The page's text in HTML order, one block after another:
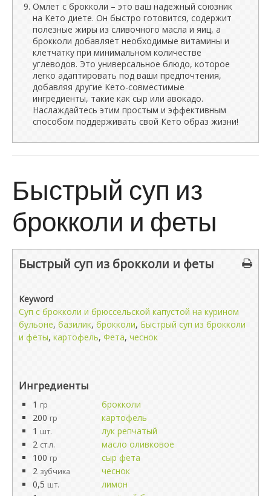
Омлет с брокколи – это ваш надежный союзник
на Кето диете. Он быстро готовится, содержит
полезные жиры из сливочного масла и яиц, а
брокколи добавляет необходимые витамины и
клетчатку при минимальном количестве
углеводов. Это универсальное блюдо, которое
легко адаптировать под ваши предпочтения,
добавляя другие Кето-совместимые
ингредиенты, такие как сыр или авокадо.
Наслаждайтесь этим простым и эффективным
способом поддерживать свой Кето образ жизни!
Быстрый суп из
брокколи и феты
Быстрый суп из брокколи и феты
Keyword
Cуп с брокколи и брюссельской капустой на курином
бульоне, базилик, брокколи, Быстрый суп из брокколи
и феты, картофель, Фета, чеснок
Ингредиенты
1 гр
брокколи
200 гр
картофель
1 шт.
лук репчатый
2 ст.л.
масло оливковое
100 гр
сыр фета
2 зубчика
чеснок
0,5 шт.
лимон